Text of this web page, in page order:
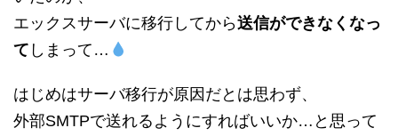
エックスサーバに移行してから送信ができなくなっ
て しまって…
はじめはサーバ移行が原因だとは思わず、
外部SMTPで送れるようにすればいいか…と思って